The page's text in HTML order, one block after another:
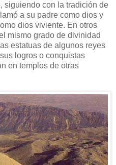
siguiendo con la tradición de
a su padre como dios y
dios viviente. En otros
mismo grado de divinidad
estatuas de algunos reyes
logros o conquistas
en templos de otras